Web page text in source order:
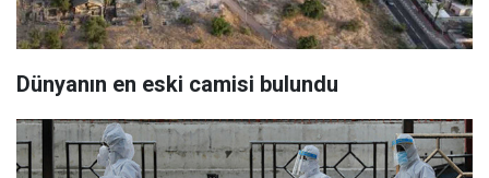
Dünyanın en eski camisi bulundu